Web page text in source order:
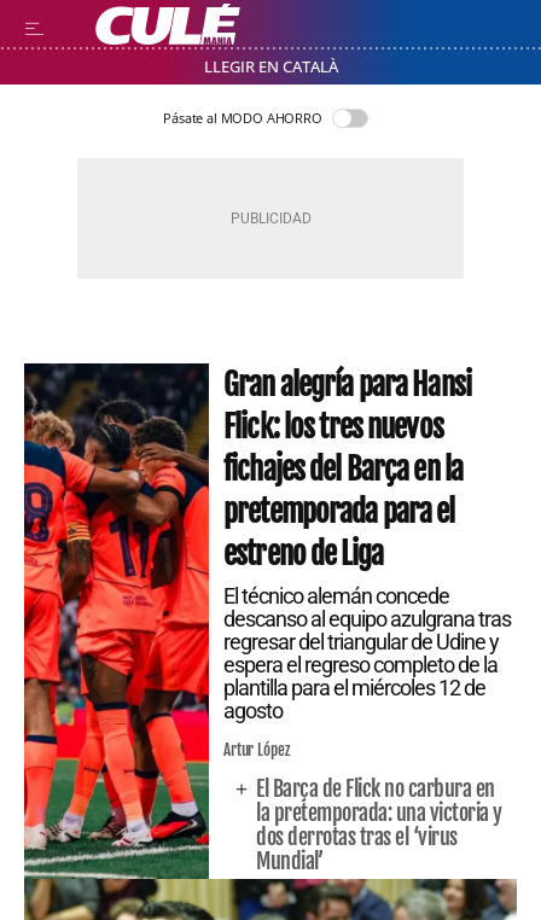
LLEGIR EN CATALÀ
Pásate al MODO AHORRO
Gran alegría para Hansi
Flick: los tres nuevos
fichajes del Barça en la
pretemporada para el
estreno de Liga
El técnico alemán concede
descanso al equipo azulgrana tras
regresar del triangular de Udine y
espera el regreso completo de la
plantilla para el miércoles 12 de
agosto
Artur López
El Barça de Flick no carbura en
la pretemporada: una victoria y
dos derrotas tras el ‘virus
Mundial’